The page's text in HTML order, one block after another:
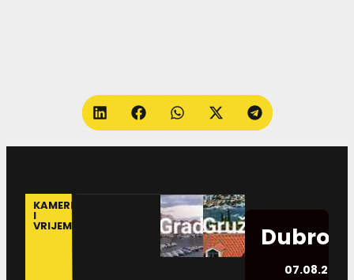
KAMERE
I
VRIJEME
07.08.2026.